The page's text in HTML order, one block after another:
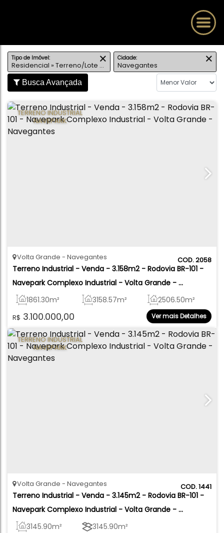
Tipo de Imóvel:
Residencial » Terreno/Lote Urbano
Cidade:
Navegantes
Busca Avançada
TERRENO INDUSTRIAL
NAVEPARK
2058
Terreno Industrial - Venda - 3.158m2 - Rodovia BR-101 -
Navepark Complexo Industrial - Volta Grande -
Navegantes
R$ 3.100.000,00
Volta Grande Navegantes
1861.30m² 3158.57m² 2506.50m²
1861.30m² 30.00m
62.00 m 62 .00
Ver mais Detalhes
TERRENO INDUSTRIAL
NAVEPARK
1441
Terreno Industrial - Venda - 3.145m2 - Rodovia BR-101 -
Navepark Complexo Industrial - Volta Grande -
Navegantes
Volta Grande Navegantes
3145.90m² 3145.90m²